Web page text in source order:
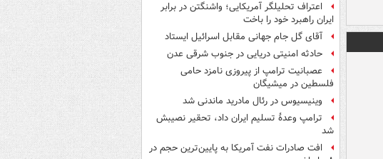
اعتراف تحلیلگر آمریکایی؛ واشنگتن در برابر
ایران راهبرد خود را باخت
آقای گل جام جهانی مقابل اسرائیل ایستاد
حادثه امنیتی دریایی در جنوب شرقی عدن
عصبانیت ترامپ از پیروزی نامزد حامی
فلسطین در میشیگان
وینیسیوس در رئال مادرید ماندنی شد
ترامپ وعدۀ تسلیم ایران داد، تحقیر نصیبش
شد
افت صادرات نفت آمریکا به پایین‌ترین حجم در